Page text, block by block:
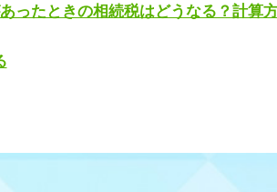
ったときの相続税はどうなる？計算